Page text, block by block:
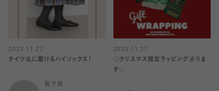
2023.11.27
タイツ風に履けるハイソックス！
靴下屋
2023.11.27
♡クリスマス限定ラッピング承りま
す♡